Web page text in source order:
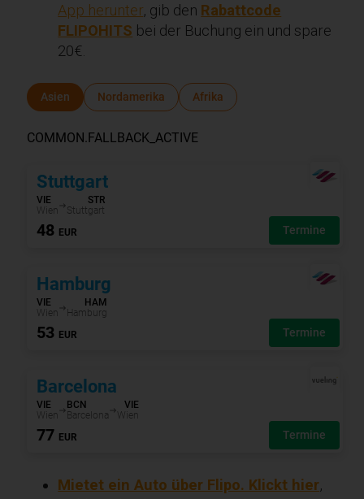
App herunter, gib den Rabattcode
FLIPOHITS bei der Buchung ein und spare
20€.
Mietet ein Auto über Flipo. Klickt hier,